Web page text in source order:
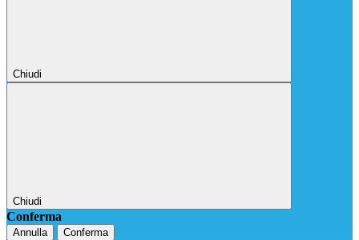
Chiudi
Chiudi
Conferma
Annulla Conferma